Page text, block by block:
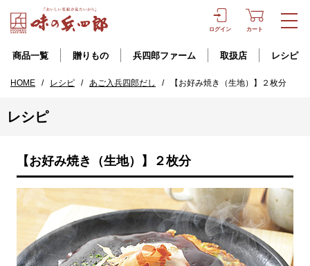
ログイン カート
商品一覧 贈りもの 兵四郎ファーム 取扱店 レシピ
HOME / レシピ / あご入兵四郎だし / 【お好み焼き（生地）】２枚分
レシピ
【お好み焼き（生地）】２枚分